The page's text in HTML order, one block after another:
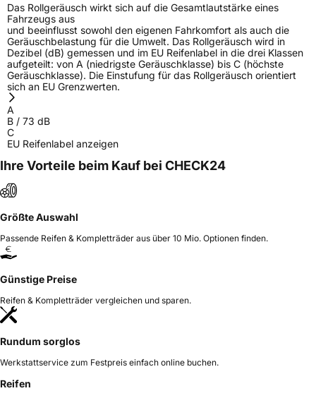
Das Rollgeräusch wirkt sich auf die Gesamtlautstärke eines
Fahrzeugs aus
und beeinflusst sowohl den eigenen Fahrkomfort als auch die
Geräuschbelastung für die Umwelt. Das Rollgeräusch wird in
Dezibel (dB) gemessen und im EU Reifenlabel in die drei Klassen
aufgeteilt: von A (niedrigste Geräuschklasse) bis C (höchste
Geräuschklasse). Die Einstufung für das Rollgeräusch orientiert
sich an EU Grenzwerten.
A
B / 73 dB
C
EU Reifenlabel anzeigen
Ihre Vorteile beim Kauf bei CHECK24
Größte Auswahl
Passende Reifen & Kompletträder aus über 10 Mio. Optionen finden.
Günstige Preise
Reifen & Kompletträder vergleichen und sparen.
Rundum sorglos
Werkstattservice zum Festpreis einfach online buchen.
Reifen